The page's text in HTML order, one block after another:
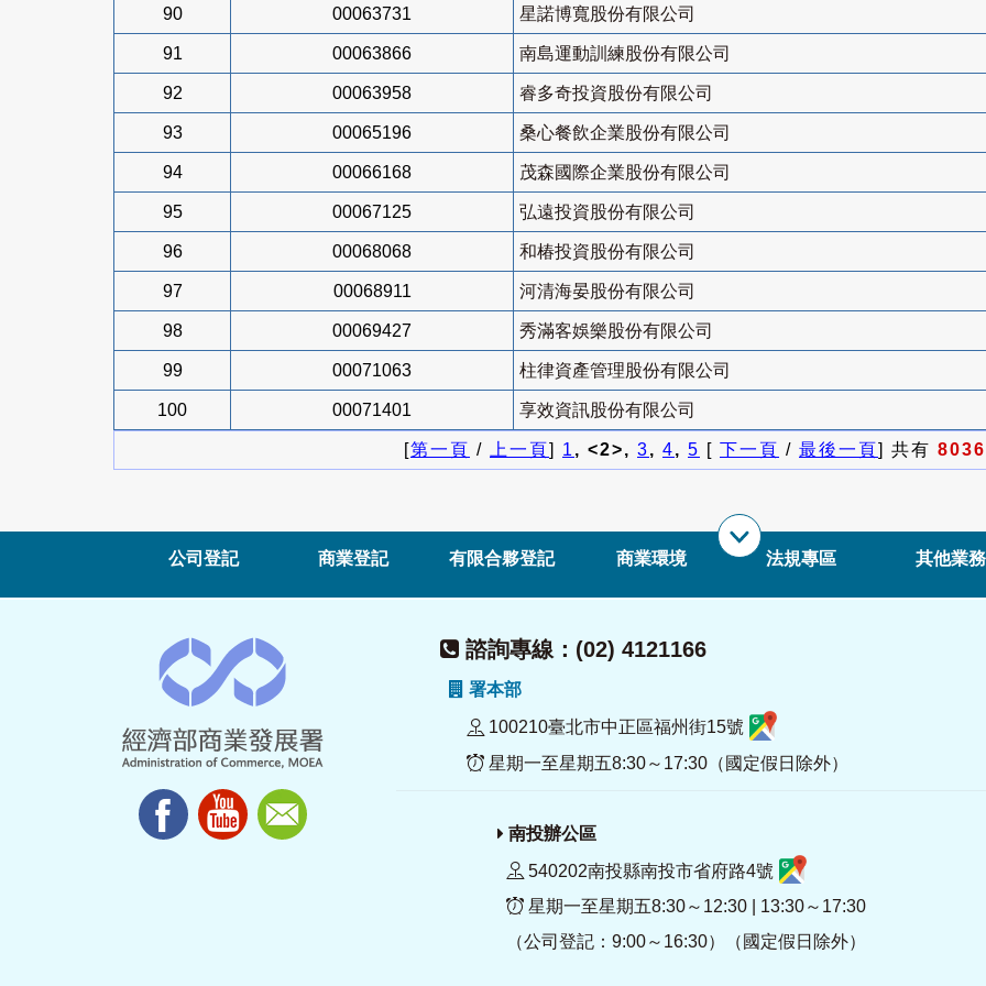
90 00063731 星諾博寬股份有限公司
91 00063866 南島運動訓練股份有限公司
92 00063958 睿多奇投資股份有限公司
93 00065196 桑心餐飲企業股份有限公司
94 00066168 茂森國際企業股份有限公司
95 00067125 弘遠投資股份有限公司
96 00068068 和椿投資股份有限公司
97 00068911 河清海晏股份有限公司
98 00069427 秀滿客娛樂股份有限公司
99 00071063 柱律資產管理股份有限公司
100 00071401 享效資訊股份有限公司
[第一頁 / 上一頁] 1, <2>, 3, 4, 5 [ 下一頁 / 最後一頁] 共有 8036
公司登記 商業登記 有限合夥登記 商業環境 法規專區 其他業務
諮詢專線：(02) 4121166
署本部
100210臺北市中正區福州街15號
星期一至星期五8:30～17:30（國定假日除外）
南投辦公區
540202南投縣南投市省府路4號
星期一至星期五8:30～12:30 | 13:30～17:30
（公司登記：9:00～16:30）（國定假日除外）